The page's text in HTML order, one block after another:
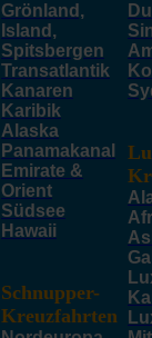
Grönland,
Island,
Spitsbergen
Transatlantik
Kanaren
Karibik
Alaska
Panamakanal
Emirate &
Orient
Südsee
Hawaii
Schnupper-
Kreuzfahrten